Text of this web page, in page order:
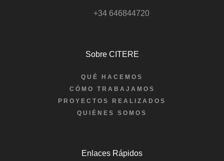
+34 646844720
Sobre CITERE
QUÉ HACEMOS
CÓMO TRABAJAMOS
PROYECTOS REALIZADOS
QUIÉNES SOMOS
Enlaces Rápidos